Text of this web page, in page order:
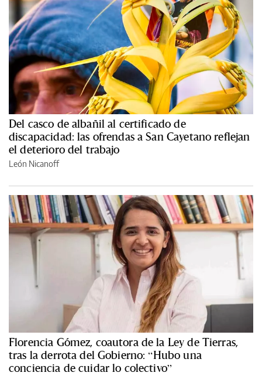
Del casco de albañil al certificado de
discapacidad: las ofrendas a San Cayetano reflejan
el deterioro del trabajo
León Nicanoff
Florencia Gómez, coautora de la Ley de Tierras,
tras la derrota del Gobierno: “Hubo una
conciencia de cuidar lo colectivo”